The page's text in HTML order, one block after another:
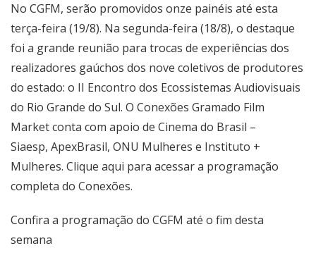
No CGFM, serão promovidos onze painéis até esta
terça-feira (19/8). Na segunda-feira (18/8), o destaque
foi a grande reunião para trocas de experiências dos
realizadores gaúchos dos nove coletivos de produtores
do estado: o II Encontro dos Ecossistemas Audiovisuais
do Rio Grande do Sul. O Conexões Gramado Film
Market conta com apoio de Cinema do Brasil –
Siaesp, ApexBrasil, ONU Mulheres e Instituto +
Mulheres. Clique aqui para acessar a programação
completa do Conexões.
Confira a programação do CGFM até o fim desta
semana